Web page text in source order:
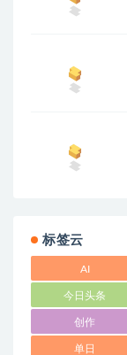
标签云
AI
今日头条
创作
单日